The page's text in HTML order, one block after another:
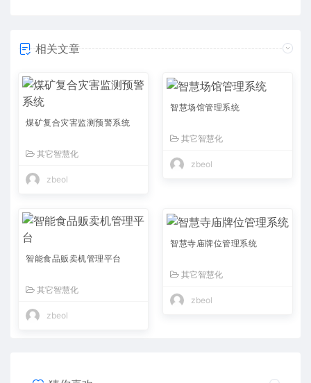
相关文章
煤矿复合灾害监测预警系统
其它智慧化
zbeol
智慧场馆管理系统
其它智慧化
zbeol
智能食品贩卖机管理平台
其它智慧化
zbeol
智慧寺庙牌位管理系统
其它智慧化
zbeol